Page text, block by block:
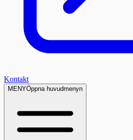
Kontakt
MENYÖppna huvudmenyn